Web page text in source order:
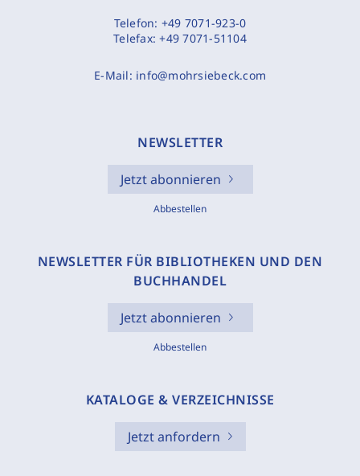
Telefon: +49 7071-923-0
Telefax:+49 7071-51104
E-Mail: info@mohrsiebeck.com
NEWSLETTER
Jetzt abonnieren
Abbestellen
NEWSLETTER FÜR BIBLIOTHEKEN UND DEN
BUCHHANDEL
Jetzt abonnieren
Abbestellen
KATALOGE & VERZEICHNISSE
Jetzt anfordern